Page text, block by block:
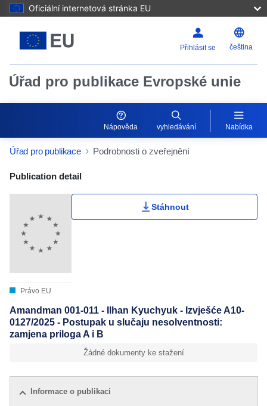
Oficiální internetová stránka EU
Přihlásit se čeština
Úřad pro publikace Evropské unie
Nápověda vyhledávání Nabídka
Úřad pro publikace Podrobnosti o zveřejnění
Publication Detail Actions Portlet
Uživatelské hodnocení
Publication detail
Právo EU
Stáhnout
Amandman 001-011 - Ilhan Kyuchyuk - Izvješće A10-
0127/2025 - Postupak u slučaju nesolventnosti:
zamjena priloga A i B
Žádné dokumenty ke stažení
Informace o publikaci